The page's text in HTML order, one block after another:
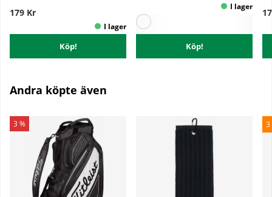
179 Kr
Köp! Köp!
Andra köpte även
3 % 3